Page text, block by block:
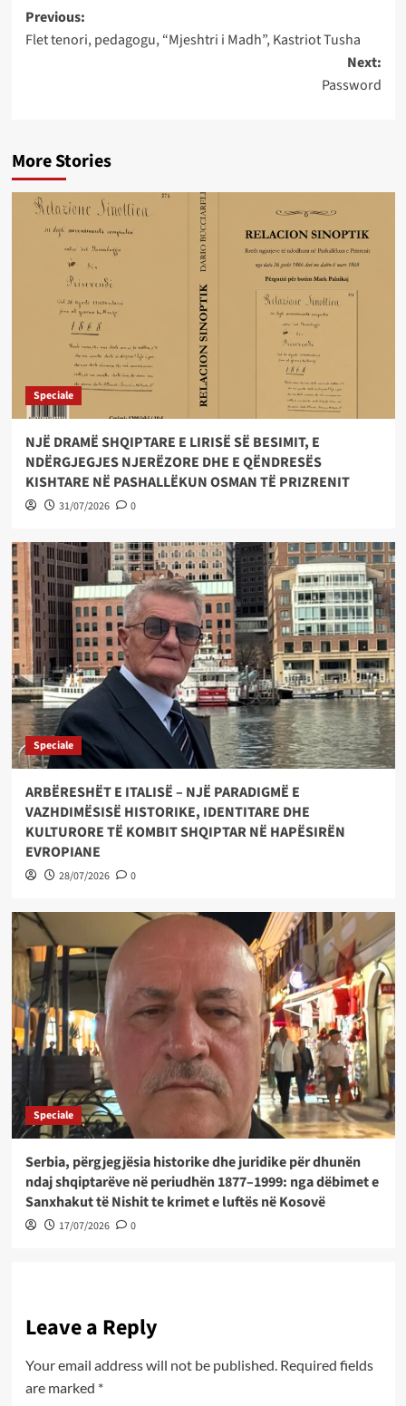
Post
navigation
Previous:
Flet tenori, pedagogu, “Mjeshtri i Madh”, Kastriot Tusha
Next:
Password
More Stories
Speciale
NJË DRAMË SHQIPTARE E LIRISË SË BESIMIT, E
NDËRGJEGJES NJERËZORE DHE E QËNDRESËS
KISHTARE NË PASHALLËKUN OSMAN TË PRIZRENIT
31/07/2026 0
Speciale
ARBËRESHËT E ITALISË – NJË PARADIGMË E
VAZHDIMËSISË HISTORIKE, IDENTITARE DHE
KULTURORE TË KOMBIT SHQIPTAR NË HAPËSIRËN
EVROPIANE
28/07/2026 0
Speciale
Serbia, përgjegjësia historike dhe juridike për dhunën
ndaj shqiptarëve në periudhën 1877–1999: nga dëbimet e
Sanxhakut të Nishit te krimet e luftës në Kosovë
17/07/2026 0
Leave a Reply
Your email address will not be published. Required fields
are marked *